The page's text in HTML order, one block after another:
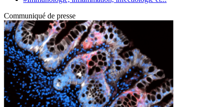
Communiqué de presse